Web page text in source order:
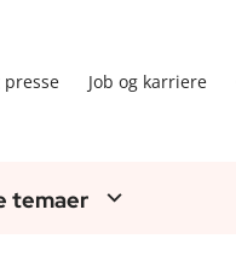
presse Job og karriere
temaer